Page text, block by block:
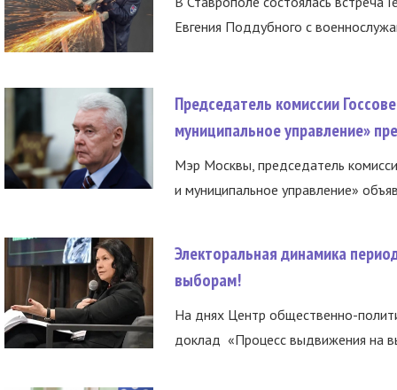
Евгения Поддубного с
Председатель комиссии
муниципальное управление»
Мэр Москвы, председатель
и муниципальное управление»
Электоральная динамика
выборам!
На днях Центр общественно-
доклад «Процесс выдвижения на